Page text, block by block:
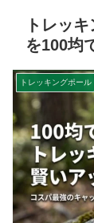
トレッ
を100均
トレッキングポール